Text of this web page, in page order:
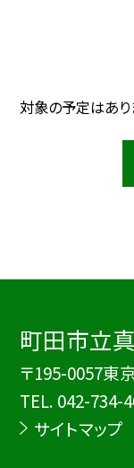
対象の予定はあり
町田市立
〒195-0057東
TEL. 042-734-
サイトマップ